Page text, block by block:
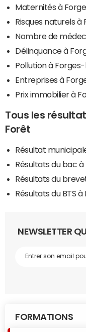
Maternités à
Risques naturels
Nombre de
Délinquance à
Pollution à
Entreprises à
Prix immobilier à
Tous les
Forêt
Résultat
Résultats du bac
Résultats du
Résultats du BTS
NEWSLETTER
FORMATIONS